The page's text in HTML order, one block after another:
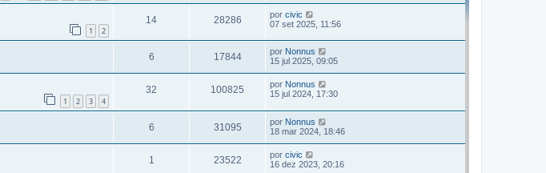
1 2
14 28286 por civic
07 set 2025, 11:56
6 17844 por Nonnus
15 jul 2025, 09:05
1 2 3 4
32 100825 por Nonnus
15 jul 2024, 17:30
6 31095 por Nonnus
18 mar 2024, 18:46
1 23522 por civic
16 dez 2023, 20:16